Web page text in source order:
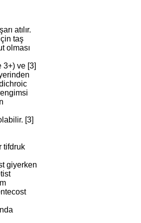
atılır.
taş
olması
3+) ve [3]
[3]
tifdruk
giyerken